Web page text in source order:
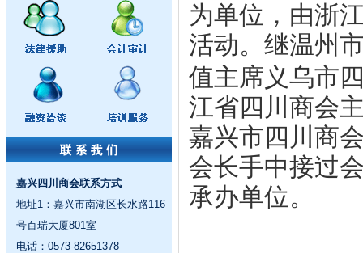
嘉兴四川商会联系方式
地址1：嘉兴市南湖区长水路116
号百瑞大厦801室
电话：0573-82651378
为单位，由浙
活动。继温州
值主席义乌市
江省四川商会
嘉兴市四川商
会长手中接过
承办单位。